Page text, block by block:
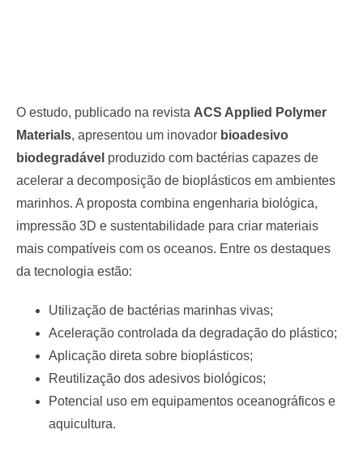
O estudo, publicado na revista ACS Applied Polymer
Materials, apresentou um inovador bioadesivo
biodegradável produzido com bactérias capazes de
acelerar a decomposição de bioplásticos em ambientes
marinhos. A proposta combina engenharia biológica,
impressão 3D e sustentabilidade para criar materiais
mais compatíveis com os oceanos. Entre os destaques
da tecnologia estão:
Utilização de bactérias marinhas vivas;
Aceleração controlada da degradação do plástico;
Aplicação direta sobre bioplásticos;
Reutilização dos adesivos biológicos;
Potencial uso em equipamentos oceanográficos e
aquicultura.